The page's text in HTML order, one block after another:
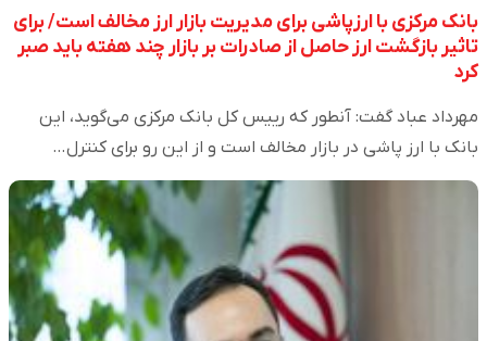
بانک مرکزی با ارزپاشی برای مدیریت بازار ارز مخالف است/ برای
تاثیر بازگشت ارز حاصل از صادرات بر بازار چند هفته باید صبر
کرد
مهرداد عباد گفت: آنطور که رییس کل بانک مرکزی می‌گوید، این
بانک با ارز پاشی در بازار مخالف است و از این رو برای کنترل…